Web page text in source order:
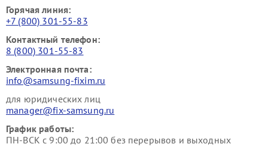
Горячая линия:
+7 (800) 301-55-83
Контактный телефон:
8 (800) 301-55-83
Электронная почта:
info@samsung-fixim.ru
для юридических лиц
manager@fix-samsung.ru
График работы:
ПН-ВСК с 9:00 до 21:00 без перерывов и выходных